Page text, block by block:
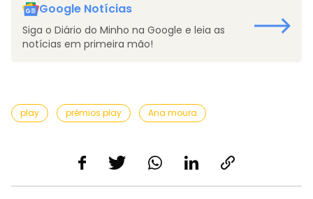
Google Notícias
Siga o Diário do Minho na Google e leia as
notícias em primeira mão!
play prémios play Ana moura